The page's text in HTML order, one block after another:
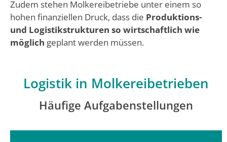
Zudem stehen Molkereibetriebe unter einem so
hohen finanziellen Druck, dass die Produktions-
und Logistikstrukturen so wirtschaftlich wie
möglich geplant werden müssen.
Logistik in Molkereibetrieben
Häufige Aufgabenstellungen